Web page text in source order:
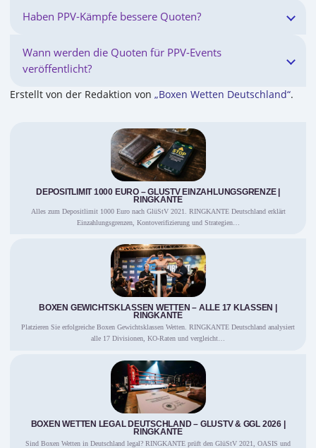
Haben PPV-Kämpfe bessere Quoten?
Wann werden die Quoten für PPV-Events
veröffentlicht?
Erstellt von der Redaktion von „Boxen Wetten Deutschland“.
DEPOSITLIMIT 1000 EURO – GLUSTV EINZAHLUNGSGRENZE |
RINGKANTE
Alles zum Depositlimit 1000 Euro nach GlüStV 2021. RINGKANTE Deutschland erklärt
Einzahlungsgrenzen, Kontoverifizierung und Strategien…
BOXEN GEWICHTSKLASSEN WETTEN – ALLE 17 KLASSEN |
RINGKANTE
Platzieren Sie erfolgreiche Boxen Gewichtsklassen Wetten. RINGKANTE Deutschland analysiert
alle 17 Divisionen, KO-Raten und vergleicht…
BOXEN WETTEN LEGAL DEUTSCHLAND – GLÜSTV & GGL 2026 |
RINGKANTE
Sind Boxen Wetten in Deutschland legal? RINGKANTE prüft den GlüStV 2021, OASIS und